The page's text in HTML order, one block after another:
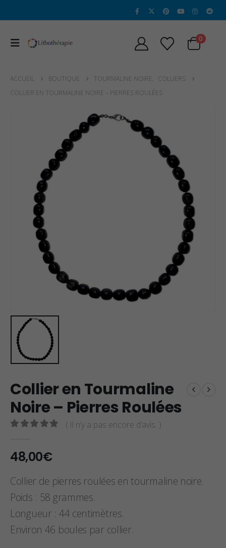
0
ACCUEIL BOUTIQUE TOURMALINE NOIRE, COLLIERS
COLLIER EN TOURMALINE NOIRE – PIERRES ROULÉES
Collier en Tourmaline
Noire – Pierres Roulées
( Il n’y a pas encore d’avis. )
48,00€
Collier de pierres roulées en tourmaline noire.
Poids : 58 grammes.
Longueur : 44 centimètres.
Environ 46 boules par collier.